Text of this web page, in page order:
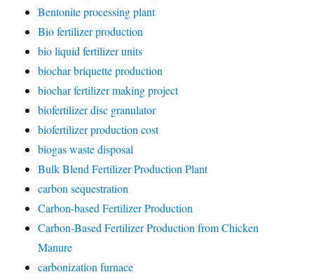
Bentonite processing plant
Bio fertilizer production
bio liquid fertilizer units
biochar briquette production
biochar fertilizer making project
biofertilizer disc granulator
biofertilizer production cost
biogas waste disposal
Bulk Blend Fertilizer Production Plant
carbon sequestration
Carbon-based Fertilizer Production
Carbon-Based Fertilizer Production from Chicken
Manure
carbonization furnace